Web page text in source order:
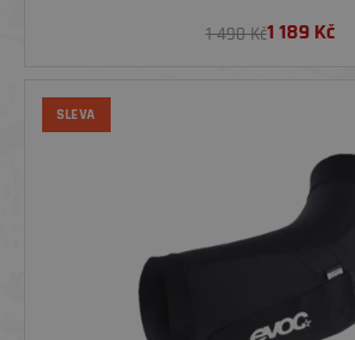
1 490 Kč1 189Kč
SLEVA